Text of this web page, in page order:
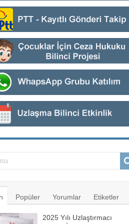
Popüler Yorumlar Etiketler
2025 Yılı Uzlaştırmacı